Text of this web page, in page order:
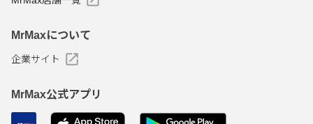
MrMaxについて
企業サイト
MrMax公式アプリ